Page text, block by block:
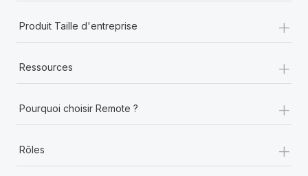
Produit Taille d'entreprise +
Ressources +
Pourquoi choisir Remote ? +
Rôles +